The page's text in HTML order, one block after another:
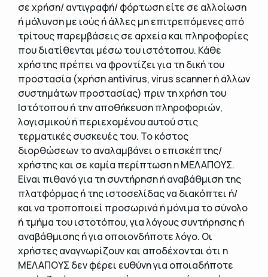
σε χρήση/ αντιγραφή/ φόρτωση είτε σε αλλοίωση
ή μόλυνση με ιούς ή άλλες μη επιτρεπόμενες από
τρίτους παρεμβάσεις σε αρχεία και πληροφορίες
που διατίθενται μέσω του ιστότοπου. Κάθε
χρήστης πρέπει να φροντίζει για τη δική του
προστασία (χρήση antivirus, virus scanner ή άλλων
συστημάτων προστασίας) πριν τη χρήση του
Ιστότοπου ή την αποθήκευση πληροφοριών,
λογισμικού ή περιεχομένου αυτού στις
τερματικές συσκευές του. Το κόστος
διορθώσεων το αναλαμβάνει ο επισκέπτης/
χρήστης και σε καμία περίπτωση η ΜΕΛΑΠΟΥΣ.
Είναι πιθανό για τη συντήρηση ή αναβάθμιση της
πλατφόρμας ή της ιστοσελίδας να διακόπτει ή/
και να τροποποιεί προσωρινά ή μόνιμα το σύνολο
ή τμήμα του ιστοτόπου, για λόγους συντήρησης ή
αναβάθμισης ή για οποιονδήποτε λόγο. Οι
χρήστες αναγνωρίζουν και αποδέχονται ότι η
ΜΕΛΑΠΟΥΣ δεν φέρει ευθύνη για οποιαδήποτε